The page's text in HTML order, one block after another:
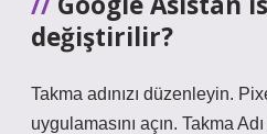
değiştirilir?
Takma adınızı düzenleyin.
uygulamasını açın. Takma